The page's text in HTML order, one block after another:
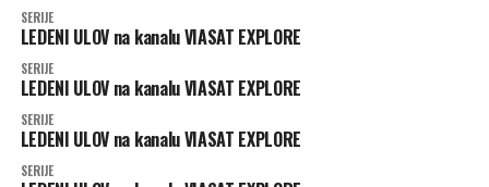
SERIJE
LEDENI ULOV na kanalu VIASAT EXPLORE
SERIJE
LEDENI ULOV na kanalu VIASAT EXPLORE
SERIJE
LEDENI ULOV na kanalu VIASAT EXPLORE
SERIJE